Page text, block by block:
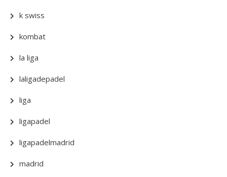
k swiss
kombat
la liga
laligadepadel
liga
ligapadel
ligapadelmadrid
madrid